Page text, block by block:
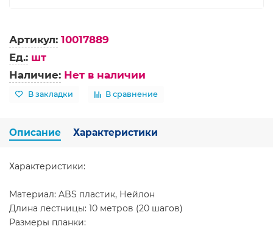
Артикул: 10017889
Ед.: шт
Наличие: Нет в наличии
В закладки В сравнение
Описание Характеристики
Характеристики:
Материал: ABS пластик, Нейлон
Длина лестницы: 10 метров (20 шагов)
Размеры планки: